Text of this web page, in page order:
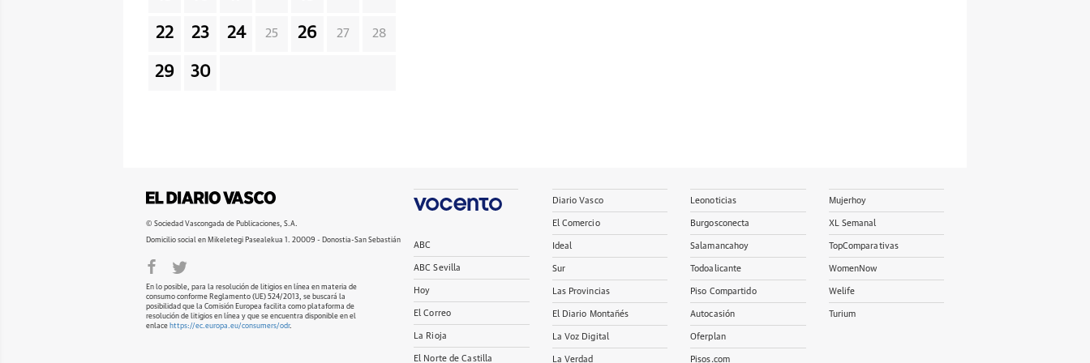
22 23 24 25 26 27 28
29 30
© Sociedad Vascongada de Publicaciones, S.A.
Domicilio social en Mikeletegi Pasealekua 1. 20009 - Donostia-San Sebastián
En lo posible, para la resolución de litigios en línea en materia de
consumo conforme Reglamento (UE) 524/2013, se buscará la
posibilidad que la Comisión Europea facilita como plataforma de
resolución de litigios en línea y que se encuentra disponible en el
enlace https://ec.europa.eu/consumers/odr.
ABC
ABC Sevilla
Hoy
El Correo
La Rioja
El Norte de Castilla
Diario Vasco
El Comercio
Ideal
Sur
Las Provincias
El Diario Montañés
La Voz Digital
La Verdad
Leonoticias
Burgosconecta
Salamancahoy
Todoalicante
Piso Compartido
Autocasión
Oferplan
Pisos.com
Mujerhoy
XL Semanal
TopComparativas
WomenNow
Welife
Turium